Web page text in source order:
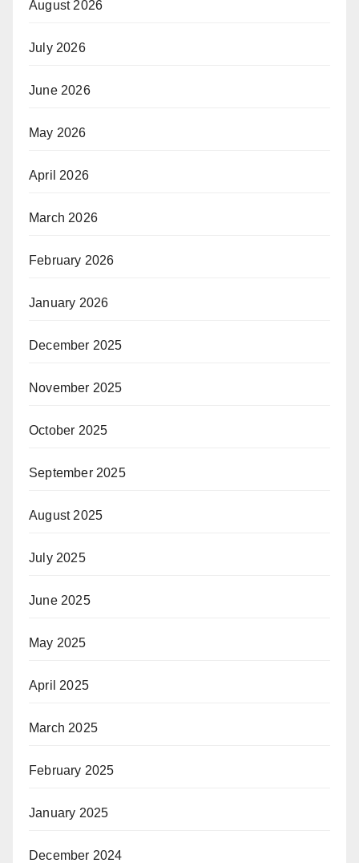
August 2026
July 2026
June 2026
May 2026
April 2026
March 2026
February 2026
January 2026
December 2025
November 2025
October 2025
September 2025
August 2025
July 2025
June 2025
May 2025
April 2025
March 2025
February 2025
January 2025
December 2024